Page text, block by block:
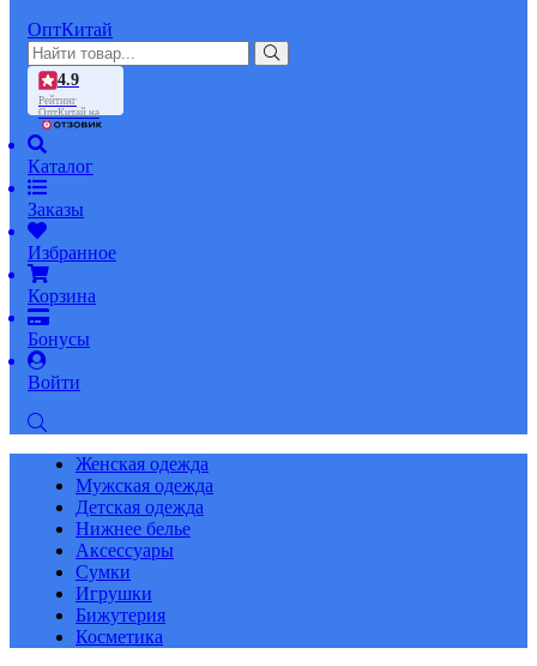
ОптКитай
4.9
Рейтинг
ОптКитай на
Каталог
Заказы
Избранное
Корзина
Бонусы
Войти
Женская одежда
Мужская одежда
Детская одежда
Нижнее белье
Аксессуары
Сумки
Игрушки
Бижутерия
Косметика